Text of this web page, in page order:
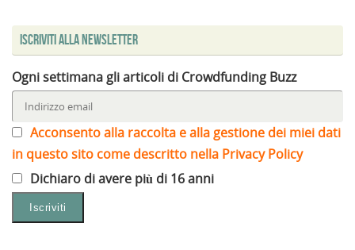
Iscriviti alla Newsletter
Ogni settimana gli articoli di Crowdfunding Buzz
Acconsento alla raccolta e alla gestione dei miei dati
in questo sito come descritto nella Privacy Policy
Dichiaro di avere più di 16 anni